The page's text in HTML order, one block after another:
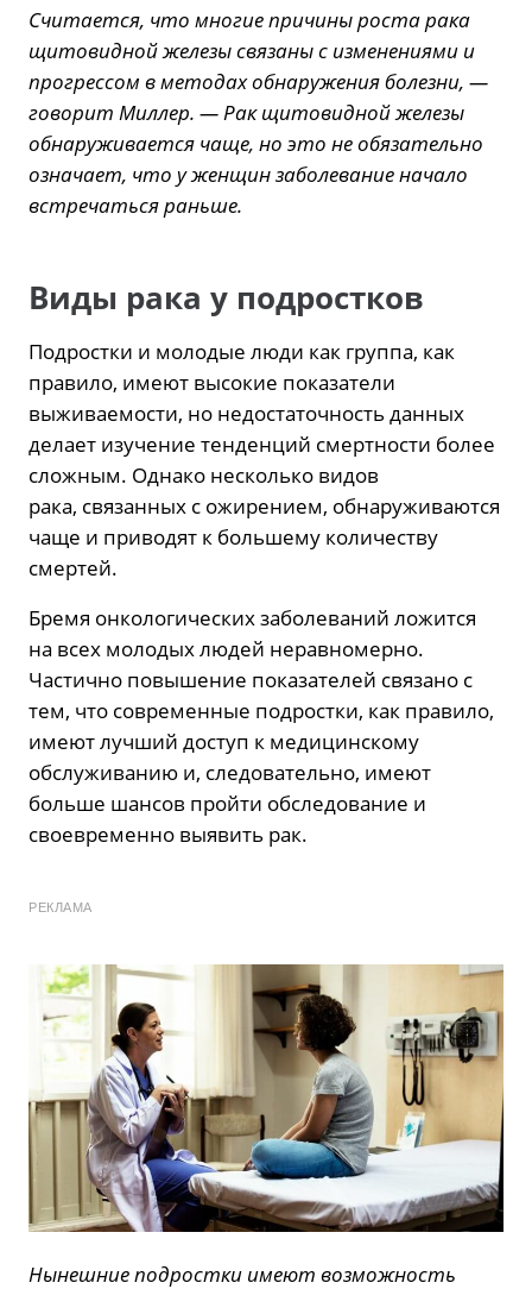
Считается, что многие причины роста рака
щитовидной железы связаны с изменениями и
прогрессом в методах обнаружения болезни, —
говорит Миллер. — Рак щитовидной железы
обнаруживается чаще, но это не обязательно
означает, что у женщин заболевание начало
встречаться раньше.
Виды рака у подростков
Подростки и молодые люди как группа, как
правило, имеют высокие показатели
выживаемости, но недостаточность данных
делает изучение тенденций смертности более
сложным. Однако несколько видов
рака, связанных с ожирением, обнаруживаются
чаще и приводят к большему количеству
смертей.
Бремя онкологических заболеваний ложится
на всех молодых людей неравномерно.
Частично повышение показателей связано с
тем, что современные подростки, как правило,
имеют лучший доступ к медицинскому
обслуживанию и, следовательно, имеют
больше шансов пройти обследование и
своевременно выявить рак.
РЕКЛАМА
Нынешние подростки имеют возможность